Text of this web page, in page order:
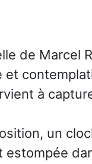
de Marcel
et
à
un